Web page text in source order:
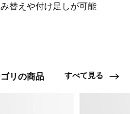
替えや付け足しが可能
リの商品 すべて見る